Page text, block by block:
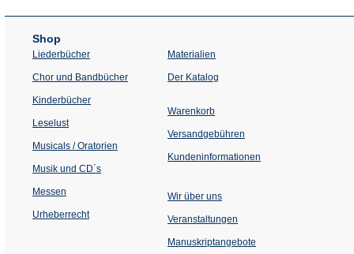
Shop
Liederbücher
Chor und Bandbücher
Kinderbücher
Leselust
Musicals / Oratorien
Musik und CD´s
Messen
Urheberrecht
Materialien
Der Katalog
Warenkorb
Versandgebühren
Kundeninformationen
Wir über uns
Veranstaltungen
einem
Manuskriptangebote